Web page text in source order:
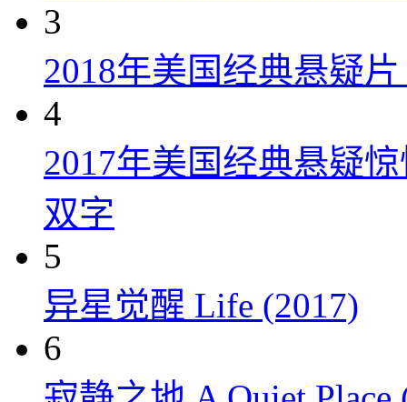
3
2018年美国经典悬疑
4
2017年美国经典悬疑
双字
5
异星觉醒 Life (2017)
6